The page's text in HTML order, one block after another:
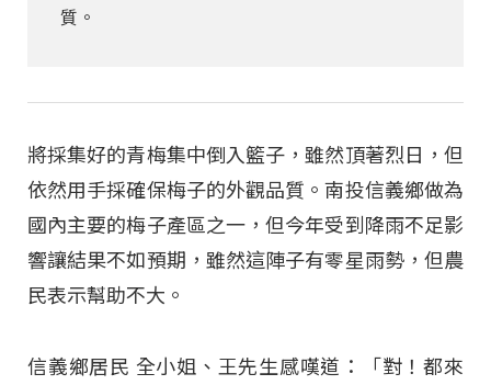
質。
將採集好的青梅集中倒入籃子，雖然頂著烈日，但
依然用手採確保梅子的外觀品質。南投信義鄉做為
國內主要的梅子產區之一，但今年受到降雨不足影
響讓結果不如預期，雖然這陣子有零星雨勢，但農
民表示幫助不大。
信義鄉居民 全小姐、王先生感嘆道：「對！都來